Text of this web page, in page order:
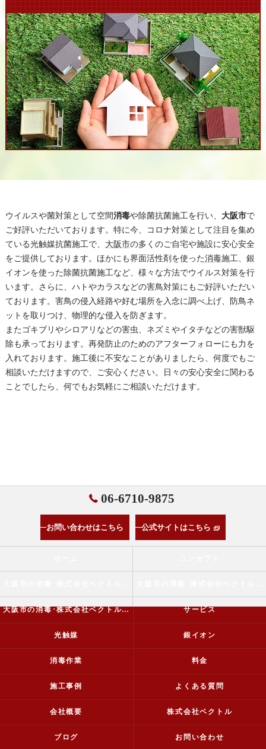
ウイルスや菌対策として空間消毒や除菌抗菌施工を行い、 大阪市で
ご好評いただいております。特に今、コロナ対策として注目を集め
ている光触媒抗菌施工で、 大阪市の多くのご自宅や施設に安心安全
をご提供しております。ほかにも界面活性剤を使った消毒施工、銀
イオンを使った除菌抗菌施工など、様々な方法でウイルス対策を行
います。さらに、ハトやカラスなどの害鳥対策にもご好評いただい
ております。害鳥の侵入経路や好む場所を入念に調べ上げ、防鳥ネ
ットを取りつけ、物理的な侵入を防ぎます。
またゴキブリやシロアリなどの害虫、ネズミやイタチなどの害獣駆
除も承っております。再発防止のためのアフターフォローにも力を
入れております。施工後に不安なことがありましたら、何度でもご
相談いただけますので、ご安心ください。日々の安心安全に関わる
ことでしたら、何でもお気軽にご相談いただけます。
06-6710-9875
お問い合わせはこちら 公式サイトはこちら
大阪市の消毒･株式会社ベクトルのお客様の声 サービス
光触媒 銀イオン
消毒作業 料金
施工事例 よくある質問
会社概要 株式会社ベクトル
ブログ お問い合わせ